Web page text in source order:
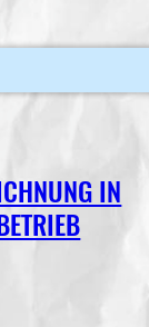
IN